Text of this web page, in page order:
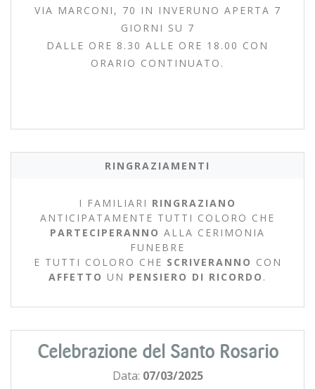
VIA MARCONI, 70 IN INVERUNO APERTA 7
GIORNI SU 7
DALLE ORE 8.30 ALLE ORE 18.00 CON
ORARIO CONTINUATO.
RINGRAZIAMENTI
I FAMILIARI RINGRAZIANO
ANTICIPATAMENTE TUTTI COLORO CHE
PARTECIPERANNO ALLA CERIMONIA
FUNEBRE
E TUTTI COLORO CHE SCRIVERANNO CON
AFFETTO UN PENSIERO DI RICORDO .
Celebrazione del Santo Rosario
Data: 07/03/2025